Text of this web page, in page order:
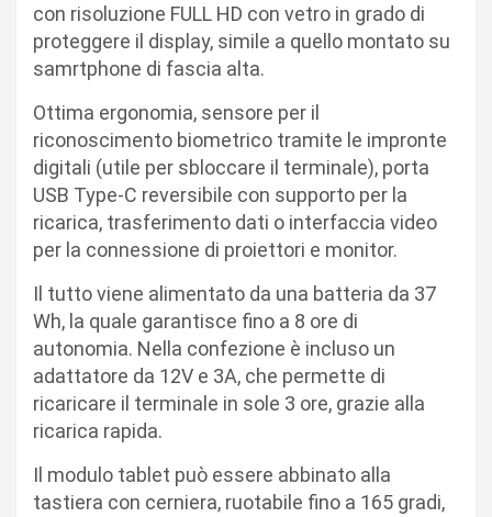
con risoluzione FULL HD con vetro in grado di
proteggere il display, simile a quello montato su
samrtphone di fascia alta.
Ottima ergonomia, sensore per il
riconoscimento biometrico tramite le impronte
digitali (utile per sbloccare il terminale), porta
USB Type-C reversibile con supporto per la
ricarica, trasferimento dati o interfaccia video
per la connessione di proiettori e monitor.
Il tutto viene alimentato da una batteria da 37
Wh, la quale garantisce fino a 8 ore di
autonomia. Nella confezione è incluso un
adattatore da 12V e 3A, che permette di
ricaricare il terminale in sole 3 ore, grazie alla
ricarica rapida.
Il modulo tablet può essere abbinato alla
tastiera con cerniera, ruotabile fino a 165 gradi,